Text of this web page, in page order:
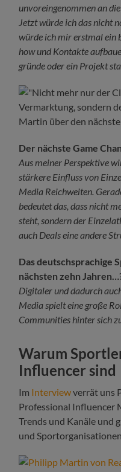
unvoreingenommen an
Jetzt würde ich das nicht
würde ich mir erstmal ein
how und Kontakte
gründe oder ein Projekt
Der nächste Game
Aus meiner Perspektive
stärkere Einfluss von
Media Reichweiten.
bedeutet das, dass nicht
steht, sondern der
auch Deals eine andere
Das deutschsprachige
nächsten zehn
Digitaler und dadurch
Media spielt eine große
Communities hinter sich
Warum
Influencer sind
Im Interviewverrät uns
Professional Influencer
Trends und Kanäle und
und